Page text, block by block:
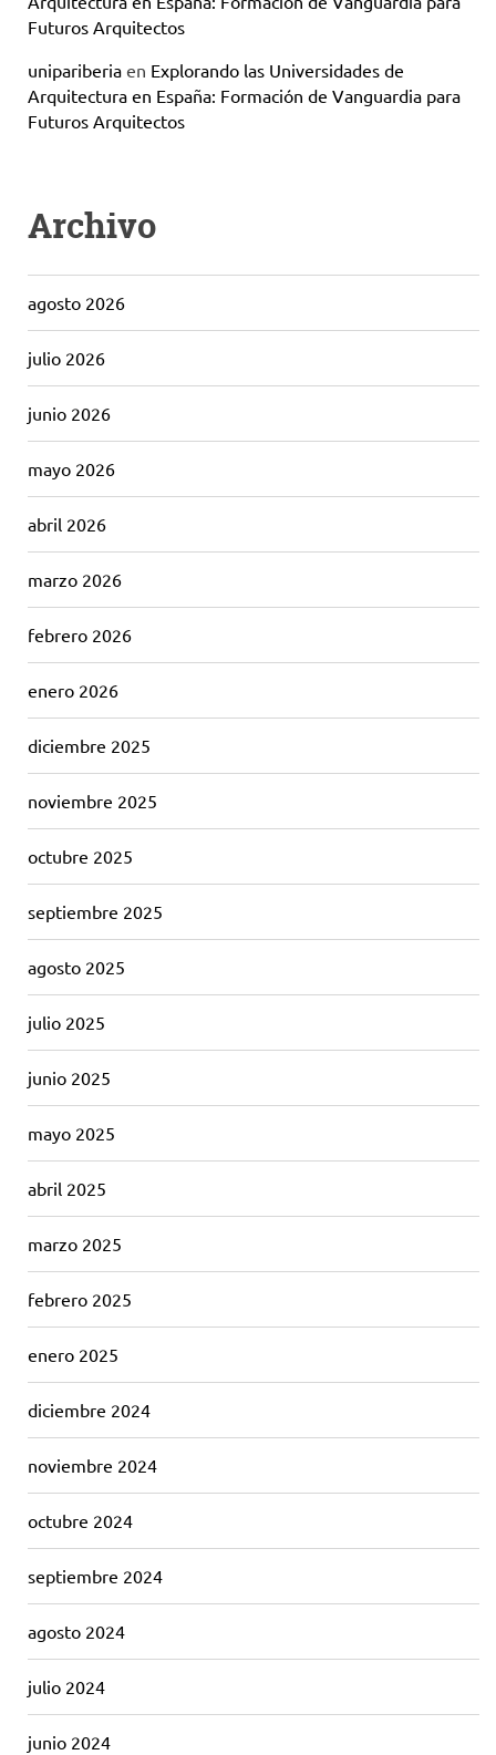
Futuros Arquitectos
unipariberia en Explorando las Universidades de
Arquitectura en España: Formación de Vanguardia para
Futuros Arquitectos
Archivo
agosto 2026
julio 2026
junio 2026
mayo 2026
abril 2026
marzo 2026
febrero 2026
enero 2026
diciembre 2025
noviembre 2025
octubre 2025
septiembre 2025
agosto 2025
julio 2025
junio 2025
mayo 2025
abril 2025
marzo 2025
febrero 2025
enero 2025
diciembre 2024
noviembre 2024
octubre 2024
septiembre 2024
agosto 2024
julio 2024
junio 2024